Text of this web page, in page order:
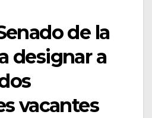
de la
designar a
vacantes